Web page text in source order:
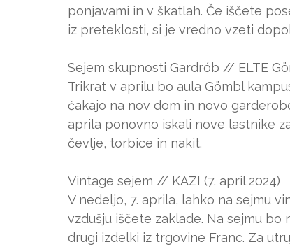
ponjavami in v škatlah. Če iščete
iz preteklosti, si je vredno vzeti
Sejem skupnosti Gardrób // ELTE
Trikrat v aprilu bo aula Gömbl
čakajo na nov dom in novo
aprila ponovno iskali nove lastnike
čevlje, torbice in nakit.
Vintage sejem // KAZI (7. april 2024)
V nedeljo, 7. aprila, lahko na sejmu
vzdušju iščete zaklade. Na sejmu
drugi izdelki iz trgovine Franc. Za